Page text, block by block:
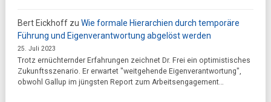
Bert Eickhoffzu Wie formale Hierarchien durch temporäre
Führung und Eigenverantwortung abgelöst werden
25. Juli 2023
Trotz ernüchternder Erfahrungen zeichnet Dr. Frei ein optimistisches
Zukunftsszenario. Er erwartet "weitgehende Eigenverantwortung",
obwohl Gallup im jüngsten Report zum Arbeitsengagement…